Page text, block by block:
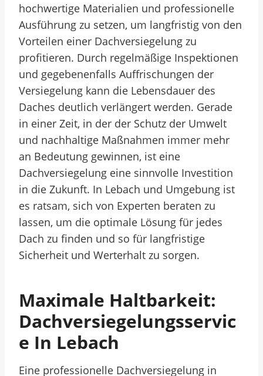
hochwertige Materialien und professionelle
Ausführung zu setzen, um langfristig von den
Vorteilen einer Dachversiegelung zu
profitieren. Durch regelmäßige Inspektionen
und gegebenenfalls Auffrischungen der
Versiegelung kann die Lebensdauer des
Daches deutlich verlängert werden. Gerade
in einer Zeit, in der der Schutz der Umwelt
und nachhaltige Maßnahmen immer mehr
an Bedeutung gewinnen, ist eine
Dachversiegelung eine sinnvolle Investition
in die Zukunft. In Lebach und Umgebung ist
es ratsam, sich von Experten beraten zu
lassen, um die optimale Lösung für jedes
Dach zu finden und so für langfristige
Sicherheit und Werterhalt zu sorgen.
Maximale Haltbarkeit:
Dachversiegelungsservic
E In Lebach
Eine professionelle Dachversiegelung in